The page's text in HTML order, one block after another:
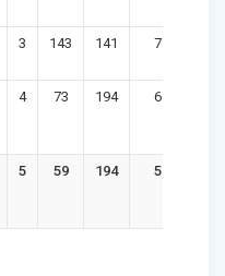
3 143 141 7
4 73 194 6
5 59 194 5